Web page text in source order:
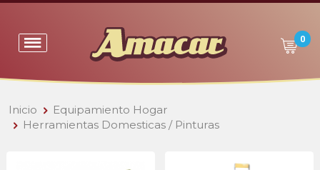
0
Inicio
Equipamiento Hogar
Herramientas Domesticas / Pinturas